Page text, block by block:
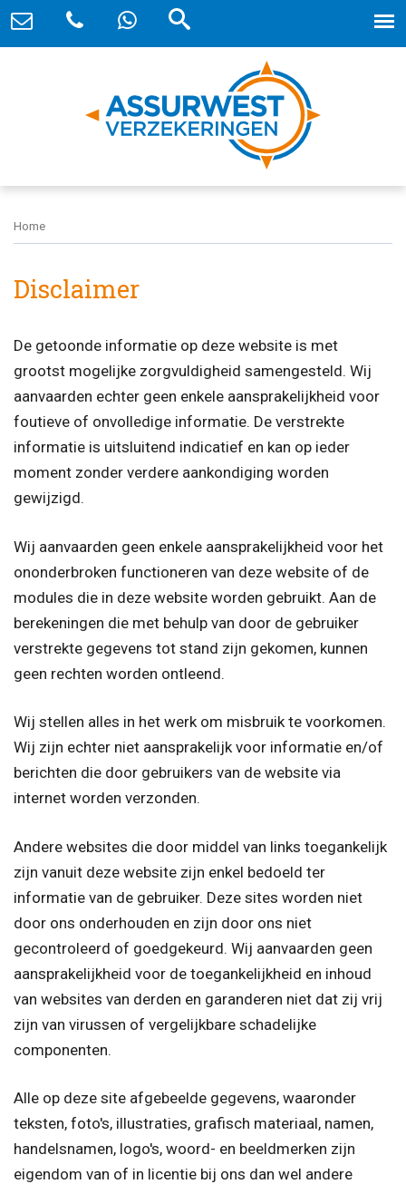
Home
Disclaimer
De getoonde informatie op deze website is met
grootst mogelijke zorgvuldigheid samengesteld. Wij
aanvaarden echter geen enkele aansprakelijkheid voor
foutieve of onvolledige informatie. De verstrekte
informatie is uitsluitend indicatief en kan op ieder
moment zonder verdere aankondiging worden
gewijzigd.
Wij aanvaarden geen enkele aansprakelijkheid voor het
ononderbroken functioneren van deze website of de
modules die in deze website worden gebruikt. Aan de
berekeningen die met behulp van door de gebruiker
verstrekte gegevens tot stand zijn gekomen, kunnen
geen rechten worden ontleend.
Wij stellen alles in het werk om misbruik te voorkomen.
Wij zijn echter niet aansprakelijk voor informatie en/of
berichten die door gebruikers van de website via
internet worden verzonden.
Andere websites die door middel van links toegankelijk
zijn vanuit deze website zijn enkel bedoeld ter
informatie van de gebruiker. Deze sites worden niet
door ons onderhouden en zijn door ons niet
gecontroleerd of goedgekeurd. Wij aanvaarden geen
aansprakelijkheid voor de toegankelijkheid en inhoud
van websites van derden en garanderen niet dat zij vrij
zijn van virussen of vergelijkbare schadelijke
componenten.
Alle op deze site afgebeelde gegevens, waaronder
teksten, foto's, illustraties, grafisch materiaal, namen,
handelsnamen, logo's, woord- en beeldmerken zijn
eigendom van of in licentie bij ons dan wel andere